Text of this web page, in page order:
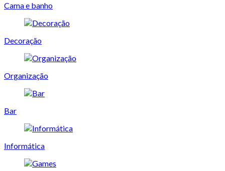
Cama e banho
Decoração
Organização
Bar
Informática